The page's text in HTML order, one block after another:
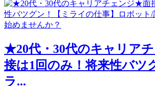
★20代・30代のキャリア
接は1回のみ！将来性バツ
ラ...